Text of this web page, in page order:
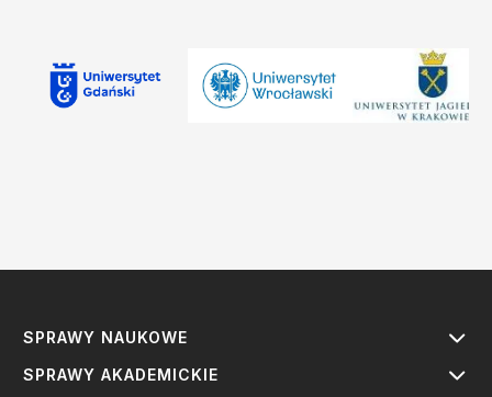
SPRAWY NAUKOWE
SPRAWY AKADEMICKIE